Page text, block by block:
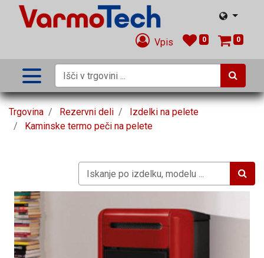
Vpis 0 0
Trgovina Rezervni deli
Izdelki na pelete
Kaminske termo peči na pelete